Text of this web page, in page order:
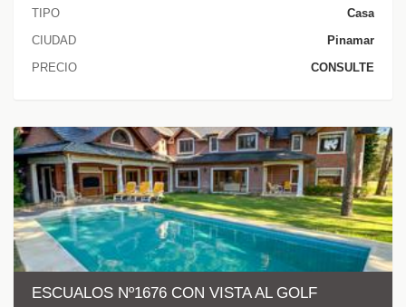
TIPO
Casa
CIUDAD
Pinamar
PRECIO
CONSULTE
ESCUALOS Nº1676 CON VISTA AL GOLF